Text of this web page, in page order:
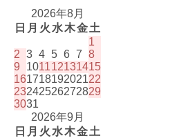
2026年8月
日 月 火 水木金土
1
2 3 4 5 6 7 8
9
101112131415
16171819202122
23242526272829
3031
2026年9月
日 月 火 水木金土